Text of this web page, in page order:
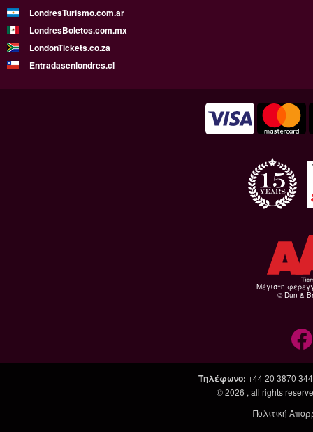
LondresTurismo.com.ar
LondresBoletos.com.mx
LondonTickets.co.za
Entradasenlondres.cl
Μέγιστη
© Dun &
Τηλέφωνο: +44 20 3870
© 2026 , all rights
Πολιτική